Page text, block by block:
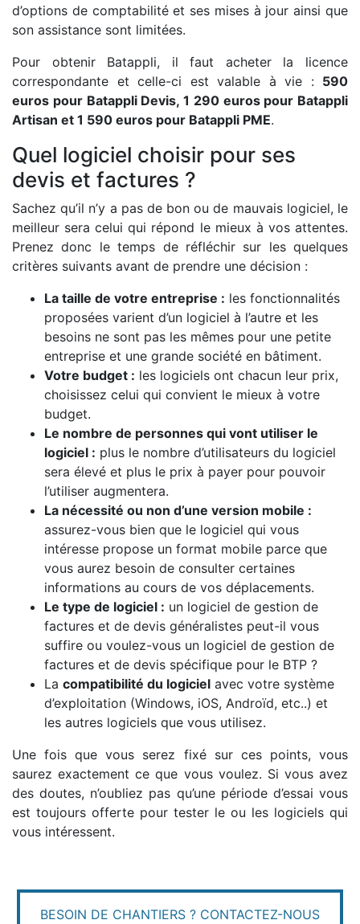
d’options de comptabilité et ses mises à jour ainsi que
son assistance sont limitées.
Pour obtenir Batappli, il faut acheter la licence
correspondante et celle-ci est valable à vie : 590
euros pour Batappli Devis, 1 290 euros pour Batappli
Artisan et 1 590 euros pour Batappli PME.
Quel logiciel choisir pour ses
devis et factures ?
Sachez qu’il n’y a pas de bon ou de mauvais logiciel, le
meilleur sera celui qui répond le mieux à vos attentes.
Prenez donc le temps de réfléchir sur les quelques
critères suivants avant de prendre une décision :
La taille de votre entreprise : les fonctionnalités
proposées varient d’un logiciel à l’autre et les
besoins ne sont pas les mêmes pour une petite
entreprise et une grande société en bâtiment.
Votre budget : les logiciels ont chacun leur prix,
choisissez celui qui convient le mieux à votre
budget.
Le nombre de personnes qui vont utiliser le
logiciel : plus le nombre d’utilisateurs du logiciel
sera élevé et plus le prix à payer pour pouvoir
l’utiliser augmentera.
La nécessité ou non d’une version mobile :
assurez-vous bien que le logiciel qui vous
intéresse propose un format mobile parce que
vous aurez besoin de consulter certaines
informations au cours de vos déplacements.
Le type de logiciel : un logiciel de gestion de
factures et de devis généralistes peut-il vous
suffire ou voulez-vous un logiciel de gestion de
factures et de devis spécifique pour le BTP ?
La compatibilité du logiciel avec votre système
d’exploitation (Windows, iOS, Androïd, etc..) et
les autres logiciels que vous utilisez.
Une fois que vous serez fixé sur ces points, vous
saurez exactement ce que vous voulez. Si vous avez
des doutes, n’oubliez pas qu’une période d’essai vous
est toujours offerte pour tester le ou les logiciels qui
vous intéressent.
BESOIN DE CHANTIERS ? CONTACTEZ-NOUS